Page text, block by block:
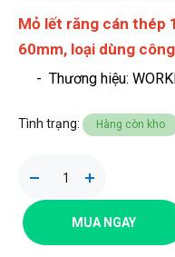
Mỏ lết răng cán thép
60mm, loại dùng
- Thương hiệu:
Tình trạng: Hàng còn kho
MUA NGAY